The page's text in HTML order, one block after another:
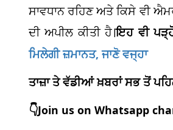
ਸਾਵਧਾਨ ਰਹਿਣ ਅਤੇ ਕਿਸੇ ਵੀ
ਦੀ ਅਪੀਲ ਕੀਤੀ ਹੈ।ਇਹ ਵੀ
ਮਿਲੇਗੀ ਜ਼ਮਾਨਤ, ਜਾਣੋ ਵਜ੍ਹਾ
ਤਾਜ਼ਾ ਤੇ ਵੱਡੀਆਂ ਖ਼ਬਰਾਂ ਸਭ ਤੋਂ
👇Join us on Whatsapp